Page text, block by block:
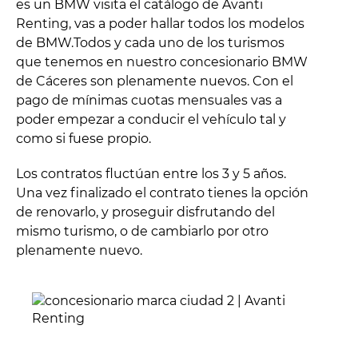
es un BMW visita el catálogo de Avanti
Renting, vas a poder hallar todos los modelos
de BMW.Todos y cada uno de los turismos
que tenemos en nuestro concesionario BMW
de Cáceres son plenamente nuevos. Con el
pago de mínimas cuotas mensuales vas a
poder empezar a conducir el vehículo tal y
como si fuese propio.
Los contratos fluctúan entre los 3 y 5 años.
Una vez finalizado el contrato tienes la opción
de renovarlo, y proseguir disfrutando del
mismo turismo, o de cambiarlo por otro
plenamente nuevo.